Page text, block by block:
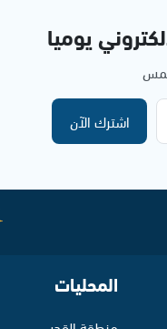
يوميا
اشترك الآن
المحليات